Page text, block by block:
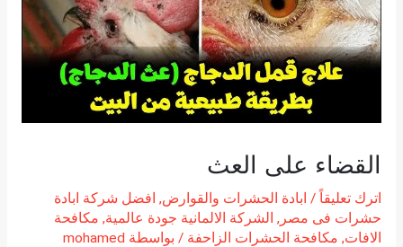
القضاء على العث
اترك تعليقاً / ابادة الحشرات والقوارض, افضل شركة ابادة
حشرات فى مصر , الشركة الالمانية جودة عالمية, مكافحة
الافات, مكافحة الحشرات الزاحفة / بواسطة mohamed